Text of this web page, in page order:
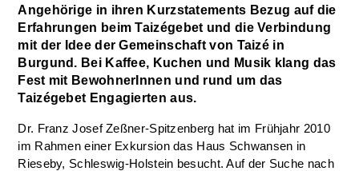
Angehörige in ihren Kurzstatements Bezug auf die
Erfahrungen beim Taizégebet und die Verbindung
mit der Idee der Gemeinschaft von Taizé in
Burgund. Bei Kaffee, Kuchen und Musik klang das
Fest mit BewohnerInnen und rund um das
Taizégebet Engagierten aus.
Dr. Franz Josef Zeßner-Spitzenberg hat im Frühjahr 2010
im Rahmen einer Exkursion das Haus Schwansen in
Rieseby, Schleswig-Holstein besucht. Auf der Suche nach